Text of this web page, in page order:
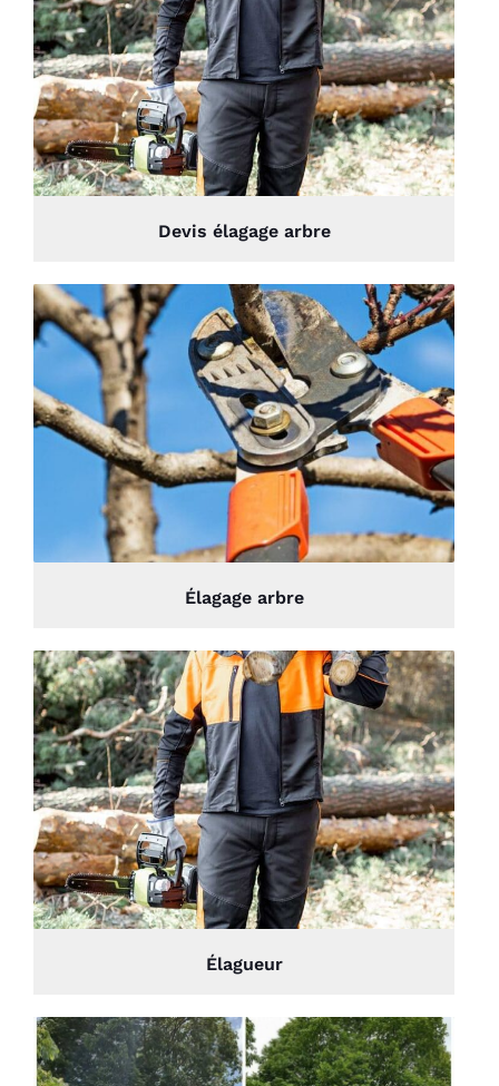
Devis élagage arbre
Élagage arbre
Élagueur